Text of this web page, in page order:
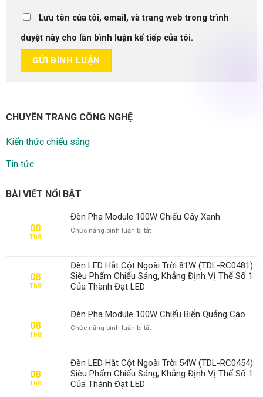
Lưu tên của tôi, email, và trang web trong trình
duyệt này cho lần bình luận kế tiếp của tôi.
CHUYÊN TRANG CÔNG NGHỆ
Kiến thức chiếu sáng
Tin tức
BÀI VIẾT NỔI BẬT
08
Th8
Đèn Pha Module 100W Chiếu Cây Xanh
Chức năng bình luận bị tắtở
Module
100W
Chiếu
08
Th8
Đèn LED Hắt Cột Ngoài Trời 81W (TDL-RC0481):
Siêu Phẩm Chiếu Sáng, Khẳng Định Vị Thế Số 1
Của Thành Đạt LED
08
Th8
Đèn Pha Module 100W Chiếu Biển Quảng Cáo
Chức năng bình luận bị tắtở
Module
100W
Chiếu
08
Th8
Đèn LED Hắt Cột Ngoài Trời 54W (TDL-RC0454):
Siêu Phẩm Chiếu Sáng, Khẳng Định Vị Thế Số 1
Của Thành Đạt LED